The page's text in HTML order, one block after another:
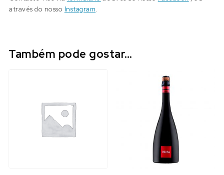
através do nosso Instagram.
Também pode gostar…